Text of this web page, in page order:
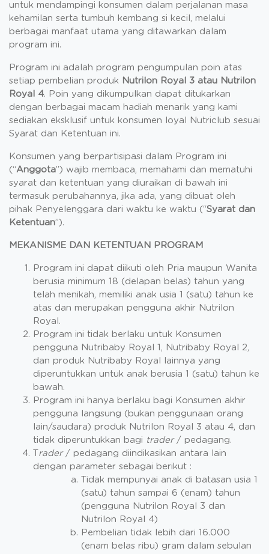
untuk mendampingi konsumen dalam perjalanan masa
kehamilan serta tumbuh kembang si kecil, melalui
berbagai manfaat utama yang ditawarkan dalam
program ini.
Program ini adalah program pengumpulan poin atas
setiap pembelian produk Nutrilon Royal 3 atau Nutrilon
Royal 4. Poin yang dikumpulkan dapat ditukarkan
dengan berbagai macam hadiah menarik yang kami
sediakan eksklusif untuk konsumen loyal Nutriclub sesuai
Syarat dan Ketentuan ini.
Konsumen yang berpartisipasi dalam Program ini
(“Anggota”) wajib membaca, memahami dan mematuhi
syarat dan ketentuan yang diuraikan di bawah ini
termasuk perubahannya, jika ada, yang dibuat oleh
pihak Penyelenggara dari waktu ke waktu (“Syarat dan
Ketentuan”).
MEKANISME DAN KETENTUAN PROGRAM
Program ini dapat diikuti oleh Pria maupun Wanita
berusia minimum 18 (delapan belas) tahun yang
telah menikah, memiliki anak usia 1 (satu) tahun ke
atas dan merupakan pengguna akhir Nutrilon
Royal.
Program ini tidak berlaku untuk Konsumen
pengguna Nutribaby Royal 1, Nutribaby Royal 2,
dan produk Nutribaby Royal lainnya yang
diperuntukkan untuk anak berusia 1 (satu) tahun ke
bawah.
Program ini hanya berlaku bagi Konsumen akhir
pengguna langsung (bukan penggunaan orang
lain/saudara) produk Nutrilon Royal 3 atau 4, dan
tidak diperuntukkan bagi trader/ pedagang.
rader / pedagang diindikasikan antara lain
dengan parameter sebagai berikut :
Tidak mempunyai anak di batasan usia 1
(satu) tahun sampai 6 (enam) tahun
(pengguna Nutrilon Royal 3 dan
Nutrilon Royal 4)
Pembelian tidak lebih dari 16.000
(enam belas ribu) gram dalam sebulan